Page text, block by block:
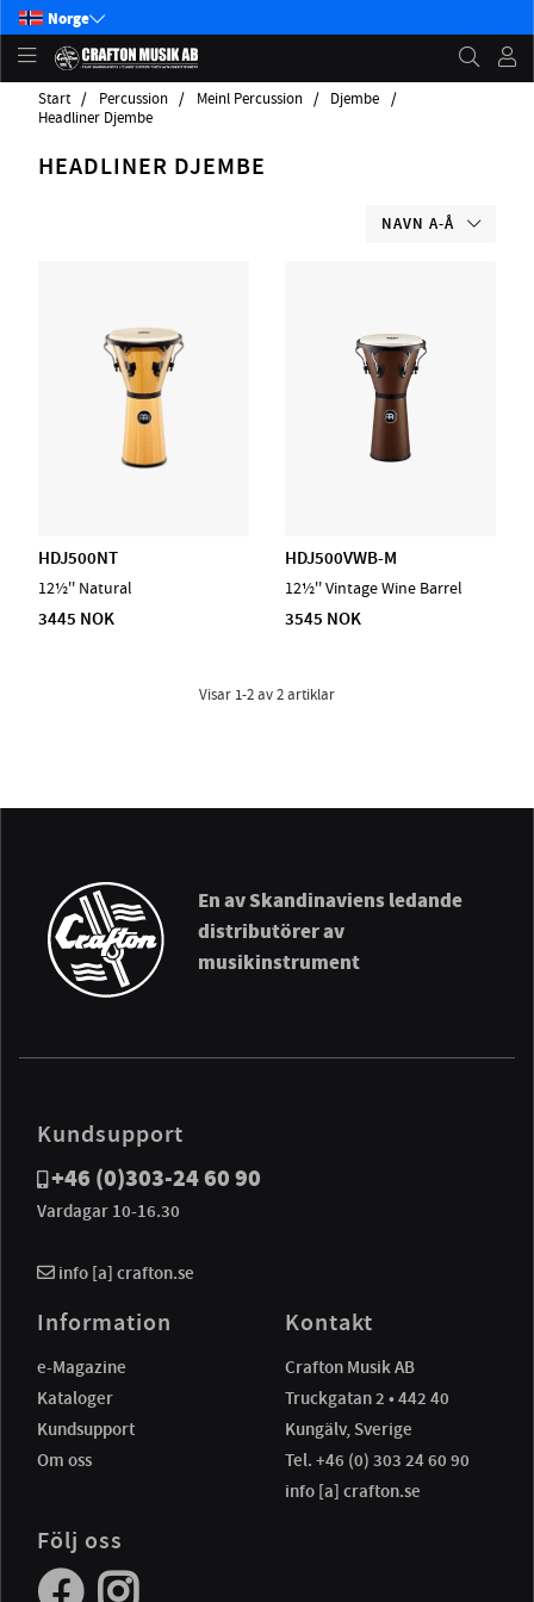
Norge
Start Percussion Meinl Percussion
Djembe
Headliner Djembe
HEADLINER DJEMBE
NAVN A-Å
HDJ500NT
12½'' Natural
3445 NOK
HDJ500VWB-M
12½'' Vintage Wine Barrel
3545 NOK
Visar 1-2av2artiklar
En av Skandinaviens ledande
distributörer av
musikinstrument
Kundsupport
+46 (0)303-24 60 90
Vardagar 10-16.30
info [a] crafton.se
Information
e-Magazine
Kataloger
Kundsupport
Om oss
Kontakt
Crafton Musik AB
Truckgatan 2 • 442 40
Kungälv, Sverige
Tel. +46 (0) 303 24 60 90
info [a] crafton.se
Följ oss